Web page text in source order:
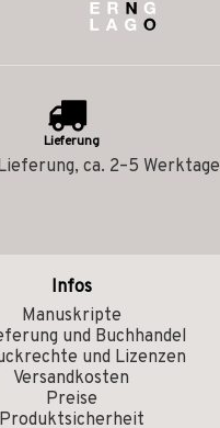
Lieferung
ca. 2–5 Werktage
Infos
Manuskripte
und Buchhandel
und Lizenzen
Versandkosten
Preise
Produktsicherheit